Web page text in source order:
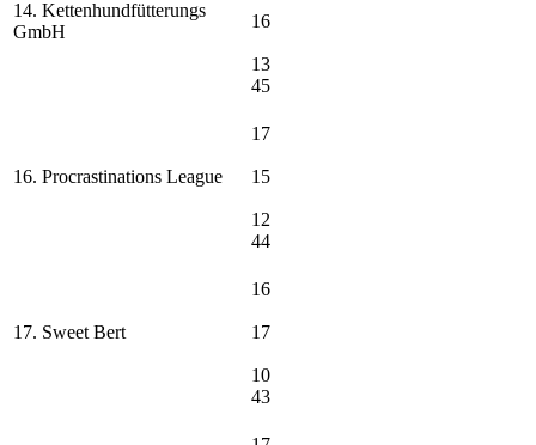
14. Kettenhundfütterungs
GmbH
16
13
45
16. Procrastinations League
17
15
12
44
17. Sweet Bert
16
17
10
43